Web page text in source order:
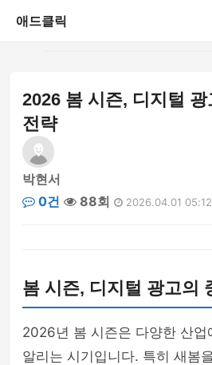
애드클릭
게시판
2026 봄 시즌, 디지털
전략
박현서
0건
88회 2026.04.01 05:12
봄 시즌, 디지털 광고의
2026년 봄 시즌은 다양한 산업
알리는 시기입니다. 특히 새봄